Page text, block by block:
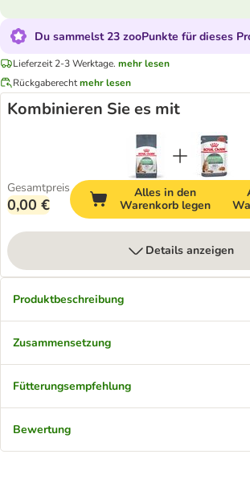
Du sammelst 23 zooPunkte für dieses
Lieferzeit 2-3 Werktage. mehr lesen
Rückgaberechtmehr lesen
Kombinieren Sie es mit
Gesamtpreis
0,00 €
Alles in den
Warenkorb legen
Details anzeigen
Produktbeschreibung
Zusammensetzung
Fütterungsempfehlung
Bewertung